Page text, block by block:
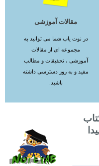
مقالات آموزشی
در نوت یاب شما می توانید به
مجموعه ای از مقالات
آموزشی ، تحقیقات و مطالب
مفید و به روز دسترسی داشته
باشید.